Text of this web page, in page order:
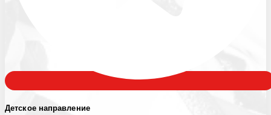
Детское направление